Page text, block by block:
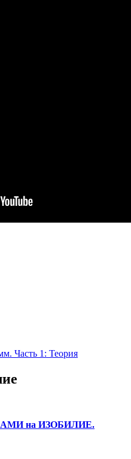
Часть 1: Теория
на ИЗОБИЛИЕ.